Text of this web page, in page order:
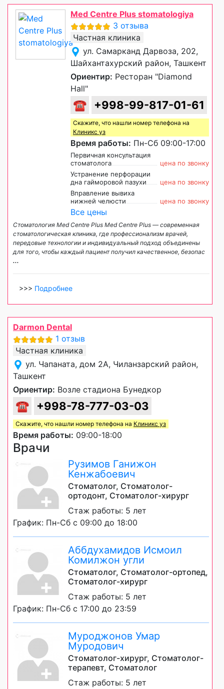
Med Centre Plus stomatologiya
3 отзыва
Частная клиника
ул. Самарканд Дарвоза, 202,
Шайхантахурский район, Ташкент
Ориентир: Ресторан "Diamond
Hall"
☎ +998-99-817-01-61
Скажите, что нашли номер телефона на
Клиникс уз
Время работы: Пн-Сб 09:00-17:00
Первичная консультация
стоматолога
цена по звонку
Устранение перфорации
дна гайморовой пазухи
цена по звонку
Вправление вывиха
нижней челюсти
цена по звонку
Все цены
Стоматология Med Centre Plus Med Centre Plus — современная
стоматологическая клиника, где профессионализм врачей,
передовые технологии и индивидуальный подход объединены
для того, чтобы каждый пациент получил качественное, безопас
...
>>> Подробнее
Darmon Dental
1 отзыв
Частная клиника
ул. Чапаната, дом 2А, Чиланзарский район,
Ташкент
Ориентир: Возле стадиона Бунедкор
☎ +998-78-777-03-03
Скажите, что нашли номер телефона на Клиникс уз
Время работы: 09:00-18:00
Врачи
Рузимов Ганижон
Кенжабоевич
Стоматолог, Стоматолог-
ортодонт, Стоматолог-хирург
Стаж работы: 5 лет
График: Пн-Сб с 09:00 до 18:00
Аббдухамидов Исмоил
Комилжон угли
Стоматолог, Стоматолог-ортопед,
Стоматолог-хирург
Стаж работы: 5 лет
График: Пн-Сб с 17:00 до 23:59
Муроджонов Умар
Муродович
Стоматолог-хирург, Стоматолог-
терапевт, Стоматолог
Стаж работы: 5 лет